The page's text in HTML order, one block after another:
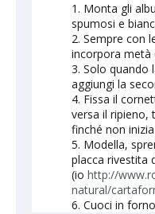
Monta gli
spumosi e
Sempre con
incorpora metà
Solo quando
aggiungi la
Fissa il
versa il ripieno,
finché non
Modella,
placca rivestita
(io http://
natural/
Cuoci in